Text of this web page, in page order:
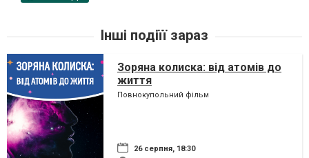
Інші подіїї зараз
Зоряна колиска: від атомів до
життя
Повнокупольний фільм
26 серпня, 18:30